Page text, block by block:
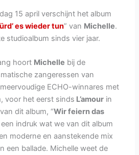
15 april verschijnt het album
es wieder tun” van Michelle.
studioalbum sinds vier jaar.
hoort Michelle bij de
zangeressen van
ECHO-winnares met
voor het eerst sinds L’amour in
dit album, “Wir feiern das
indruk wat we van dit album
moderne en aanstekende mix
een ballade. Michelle weet de